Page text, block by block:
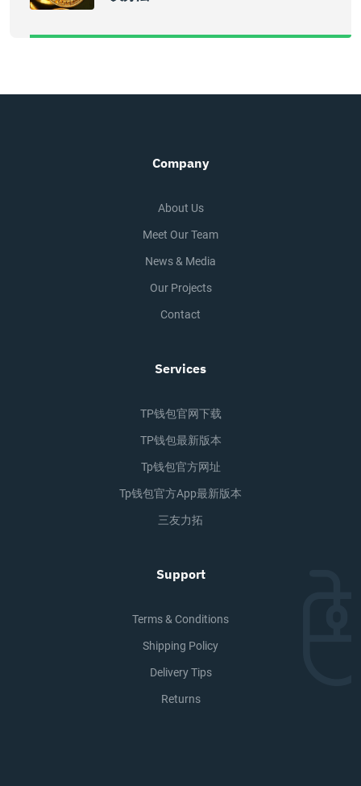
Company
About Us
Meet Our Team
News & Media
Our Projects
Contact
Services
TP钱包官网下载
TP钱包最新版本
Tp钱包官方网址
Tp钱包官方app最新版本
三友力拓
Support
Terms & Conditions
Shipping Policy
Delivery Tips
Returns